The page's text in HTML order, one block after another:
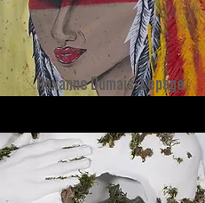
Roxanne Dumais-Lepage